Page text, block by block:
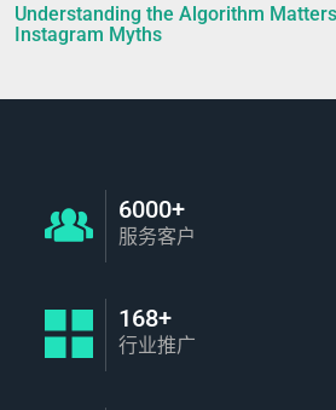
Understanding the Algorithm
Instagram Myths
6000+
服务客户
168+
行业推广